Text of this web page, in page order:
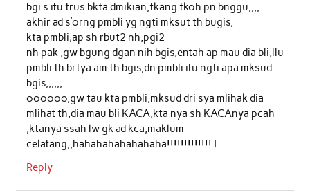
bgi s itu trus bkta dmikian,tkang tkoh pn bnggu,,,,
akhir ad s’orng pmbli yg ngti mksut th bugis,
kta pmbli;ap sh rbut2 nh,pgi2
nh pak ,gw bgung dgan nih bgis,entah ap mau dia bli,llu
pmbli th brtya am th bgis,dn pmbli itu ngti apa mksud
bgis,,,,,,
oooooo,gw tau kta pmbli,mksud dri sya mlihak dia
mlihat th,dia mau bli KACA,kta nya sh KACAnya pcah
,ktanya ssah lw gk ad kca,maklum
celatang,,hahahahahahahaha!!!!!!!!!!!!!1
Reply